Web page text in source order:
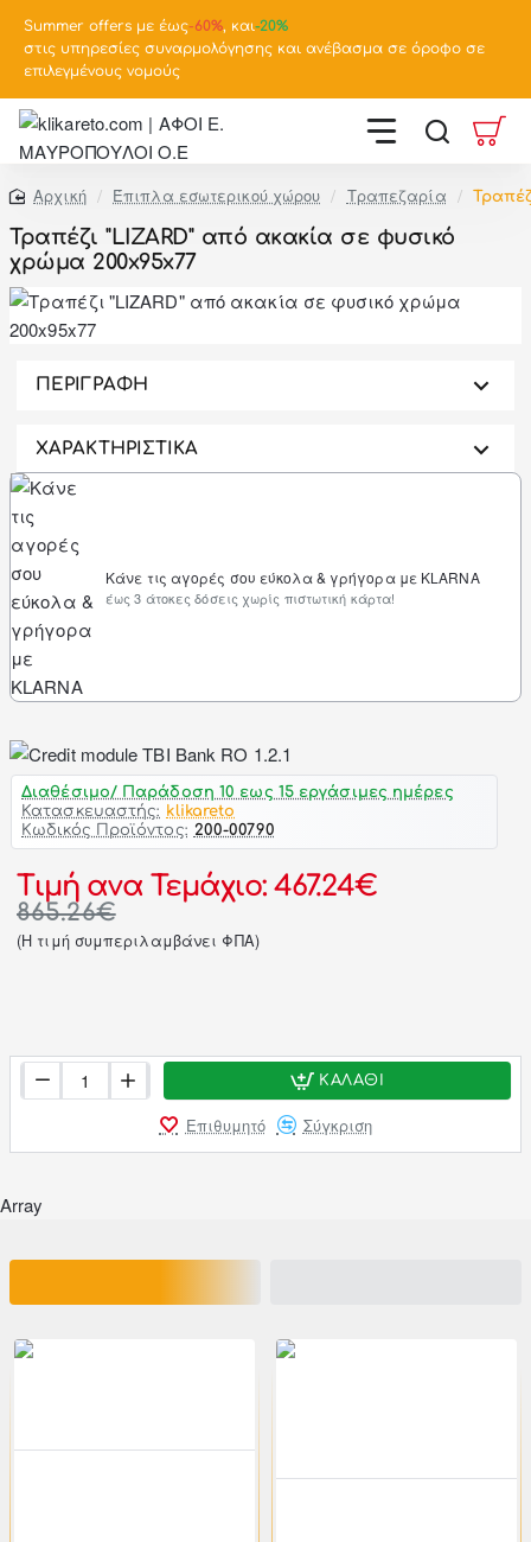
Summer offers με έως-60%, και-20%
στις υπηρεσίες συναρμολόγησης και ανέβασμα σε όροφο σε
επιλεγμένους νομούς
home
Έπιπλα εσωτερικού χώρου Τραπεζαρία
Τραπέζι "LIZARD" από ακακία σε φυσικό
χρώμα 200x95x77
ΠΕΡΙΓΡΑΦΗ
ΧΑΡΑΚΤΗΡΙΣΤΙΚΑ
Κάνε τις αγορές σου εύκολα & γρήγορα με KLARNA
έως 3 άτοκες δόσεις χωρίς πιστωτική κάρτα!
Διαθέσιμο/ Παράδοση 10 εως 15 εργάσιμες ημέρες
Κατασκευαστής: klikareto
Κωδικός Προϊόντος: 200-00790
Τιμή ανα Τεμάχιο: 467.24€
865.26€
(H τιμή συμπεριλαμβάνει ΦΠΑ)
ΚΑΛΆΘΙ
Επιθυμητό Σύγκριση
Array
-46%
-46%